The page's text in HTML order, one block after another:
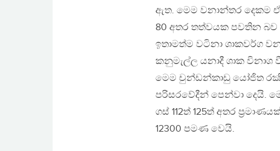
ඇත. මෙම වනාන්තර දෙකම
80 අතර තත්වයක පවතින බව
ඉතාමත්ම වටිනා ශාකවර්ග
කනුමැල්ල යනාදී ශාක
මෙම චුන්ඩන්කාඩු යෝජිත
පරිසරවේදීන් පෙන්වා දෙයි.
ගස් 112ත් 125ත් අතර
12300 පමණ වෙයි.